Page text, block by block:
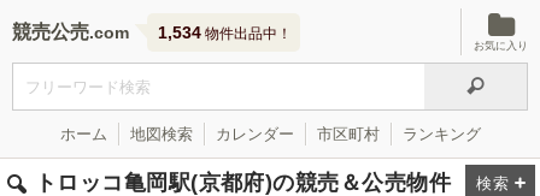
競売公売 1,534 物件出品中！
お気に入り
ホーム 地図検索 カレンダー 市区町村 ランキング
トロッコ亀岡駅(京都府)の競売＆公売物件